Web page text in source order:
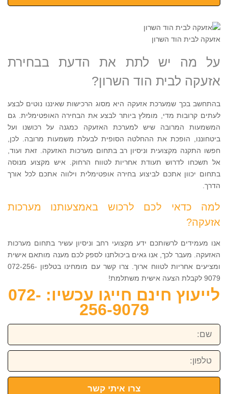
אזעקה לבית הוד השרון
על מה יש לתת את הדעת בבחירת
אזעקה לבית הוד השרון?
בהתחשב בכך שמערכת אזעקה היא מסוג הרכישות שאיננו נוטים לבצע
לעתים קרובות מדי, מומלץ ביותר לבצע את הבחירה האופטימלית. גם
המשמעות המרובה שיש למערכת האזעקה כמגנה על רכושנו ועל
ביטחוננו, הופכת את ההחלטה הסופית לבעלת משמעות מרובה. לכן,
חפשו התקנה מקצועית וניסיון רב בתחום מערכות האזעקה. זאת ועוד,
אל תשכחו לדרוש תעודת אחריות לטווח הרחוק. איש מקצוע מנוסה
בתחום יכוון אתכם לביצוע בחירה אופטימלית וילווה אתכם לכל אורך
הדרך.
למה כדאי לכם לרכוש באמצעותנו מערכות
אזעקה?
אנו מעמידים לרשותכם ידע מקצועי רחב וניסיון עשיר בתחום מערכות
האזעקה. מעבר לכך, אנו גאים ביכולתנו לספק לכם מענה מותאם אישית
ומציעים אחריות לטווח ארוך. צרו קשר עם מומחינו בטלפון 072-256-
9079 לקבלת הצעה אישית משתלמת!
לייעוץ חינם חייגו עכשיו: 072-
256-9079
שם:
טלפון:
צרו איתי קשר